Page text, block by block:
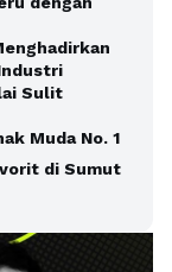
Sulit
Muda No. 1
di Sumut